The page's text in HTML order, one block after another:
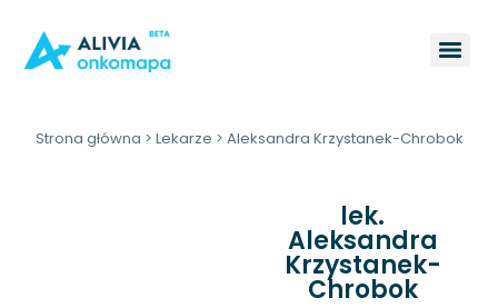
Strona główna > Lekarze > Aleksandra Krzystanek-Chrobok
lek.
Aleksandra
Krzystanek-
Chrobok